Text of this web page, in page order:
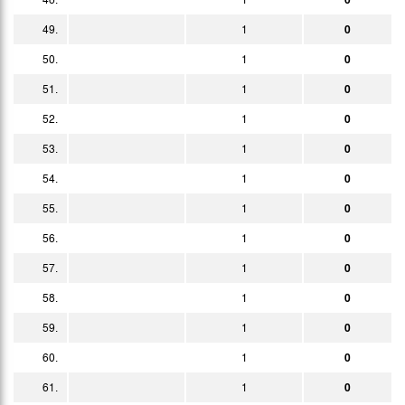
49.
1
0
50.
1
0
51.
1
0
52.
1
0
53.
1
0
54.
1
0
55.
1
0
56.
1
0
57.
1
0
58.
1
0
59.
1
0
60.
1
0
61.
1
0